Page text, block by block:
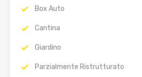
Box Auto
Cantina
Giardino
Parzialmente Ristrutturato